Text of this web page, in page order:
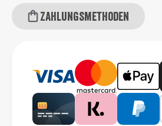
Zahlungsmethoden